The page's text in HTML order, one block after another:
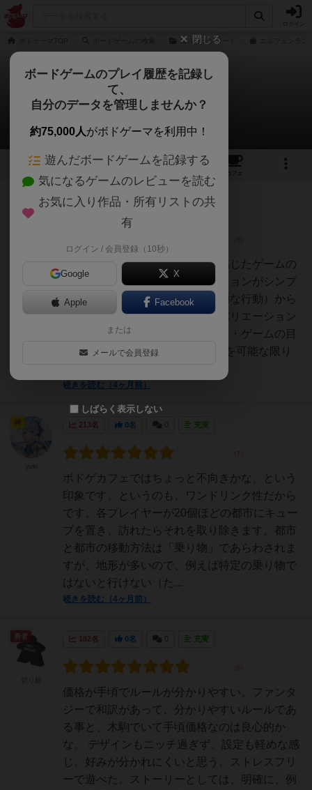
エルフェンロード
エルフェンランド
29件のレビュー
9 29
カフェ
288名 充実
一番ゲームデザインが美しいと感じたゲームの
一つかもしれない。メインアクションがシンプ
ルでありつつ、フィード（利他的な行動）から
妨害まで、とても豊かな意味のバリエーション
を持つところが大好き。【前提】・ゲームの目
的は、4ラウンドでマップ上の町を可能な限り
続きを読む（4ヶ月前）
仙人
213名 0名 充実
ボドゲカフェではちょっと不向きかな、という
印象です。というのも、ワンドリンク性だから
です。各プレイヤーが20個ほどの都市にキュー
ブを置き、訪れたらそれを取り除きます。都市
と都市の移動方法は「乗り物」であらわされま
すが、地形が多いので、例えば特定の乗り物で
はないと行けない（た...
続きを読む（4ヶ月前）
182名 0名 充実
価格が手頃でルールが分かりやすい。ファンタ
ジーで和訳があって、分かりやすいルールであ
る事と、木駒でいて手頃価格なのは良心的か
な。 デザインもニッチ過ぎず、設定も軽めな感
じ。好みが分かれにくいと思う。ストレスフリ
ーで遊べた。ストーリーとしては、明確に、例
勇者
閉じる
ボードゲームのプレイ履歴を記録し
て、
自分のデータを管理しませんか？
約75,000人がボドゲーマを利用中！
遊んだボードゲームを記録する
気になるゲームのレビューを読む
お気に入り作品・所有リストの共
有
ログイン / 会員登録（10秒）
Google X
Apple Facebook
または
メールで会員登録
しばらく表示しない